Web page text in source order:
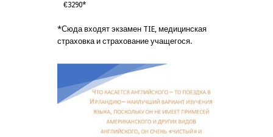
€3290*
*Сюда входят экзамен TIE, медицинская
страховка и страхование учащегося.